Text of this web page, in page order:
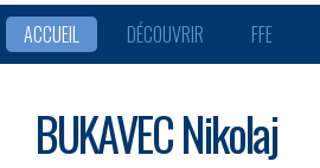
ACCUEIL DÉCOUVRIR FFE
BUKAVEC Nikolaj